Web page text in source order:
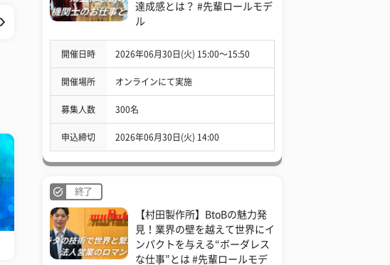
達成感とは？ #先輩ロールモデ
ル
開催日時 2026年06月30日(火) 15:00〜15:50
開催場所 オンラインにて実施
募集人数 300名
申込締切 2026年06月30日(火) 14:00
終了
【村田製作所】BtoBの魅力発
見！業界の壁を越えて世界にイ
ンパクトを与える“ボーダレス
な仕事”とは #先輩ロールモデ